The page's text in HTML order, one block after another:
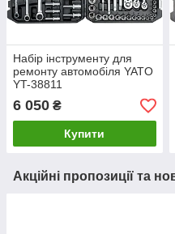
Набір інструменту для
ремонту автомобіля YATO
YT-38811
6 050 ₴
Купити
Акційні пропозиції та